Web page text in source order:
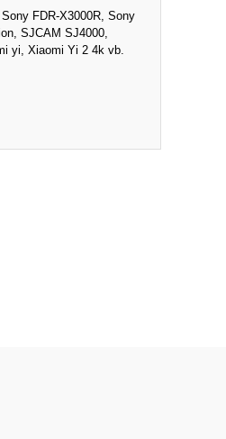
FDR-X3000R, Sony
SJCAM SJ4000,
yi, Xiaomi Yi 2 4k vb.